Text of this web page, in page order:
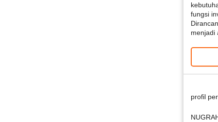
fungsi
profil